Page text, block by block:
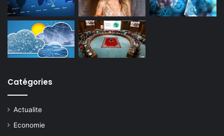
Catégories
Actualite
Economie